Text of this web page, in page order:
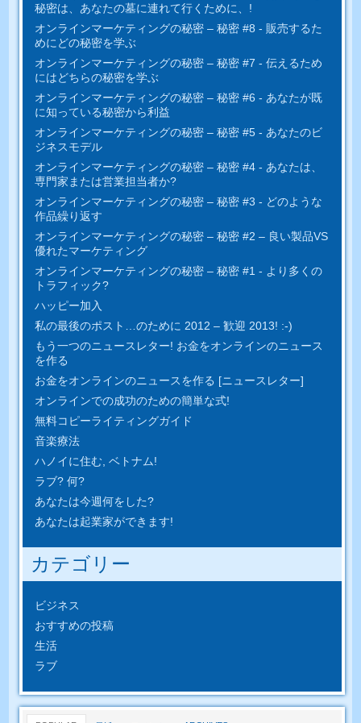
秘密は、あなたの墓に連れて行くために、!
オンラインマーケティングの秘密 – 秘密 #8 - 販売するた
めにどの秘密を学ぶ
オンラインマーケティングの秘密 – 秘密 #7 - 伝えるため
にはどちらの秘密を学ぶ
オンラインマーケティングの秘密 – 秘密 #6 - あなたが既
に知っている秘密から利益
オンラインマーケティングの秘密 – 秘密 #5 - あなたのビ
ジネスモデル
オンラインマーケティングの秘密 – 秘密 #4 - あなたは、
専門家または営業担当者か?
オンラインマーケティングの秘密 – 秘密 #3 - どのような
作品繰り返す
オンラインマーケティングの秘密 – 秘密 #2 – 良い製品VS
優れたマーケティング
オンラインマーケティングの秘密 – 秘密 #1 - より多くの
トラフィック?
ハッピー加入
私の最後のポスト…のために 2012 – 歓迎 2013! :-)
もう一つのニュースレター! お金をオンラインのニュース
を作る
お金をオンラインのニュースを作る [ニュースレター]
オンラインでの成功のための簡単​​な式!
無料コピーライティングガイド
音楽療法
ハノイに住む, ベトナム!
ラブ? 何?
あなたは今週何をした?
あなたは起業家ができます!
カテゴリー
ビジネス
おすすめの投稿
生活
ラブ